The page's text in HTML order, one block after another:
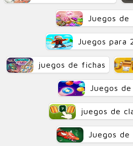
Juegos de
Juegos para
juegos de fichas
Juegos
juegos de
Juegos de